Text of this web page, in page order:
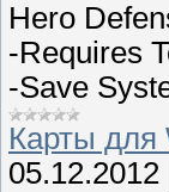
Hero
-Requires
-Save
Карты для
05.12.2012